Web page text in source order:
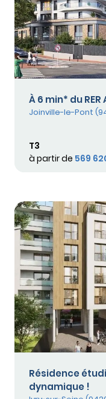
À 6 min* du RER
Joinville-le-Pont
T3
à partir de 569
Résidence
dynamique !